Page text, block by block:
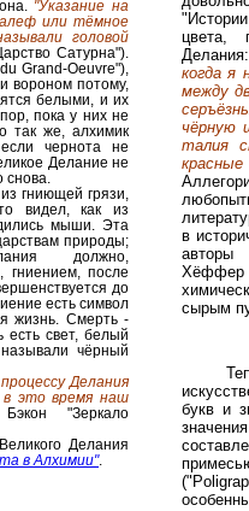
"Указание на
или тёмное
головой
Сатурна").
Grand-Oeuvre"),
вороном потому,
белыми, и их
пока у них не
так же, алхимик
чернота не
Делание не
снова.
гниющей грязи,
видел, как из
мыши. Эта
природы;
должно,
гниением, после
до
есть символ
жизнь. Смерть -
есть свет, белый
чёрный
Делания
в это время наш
"Зеркало
Делания
в Алхимии".
цвета,
когда я
между
чёрную
талия
в
авторы
сырым
букв и